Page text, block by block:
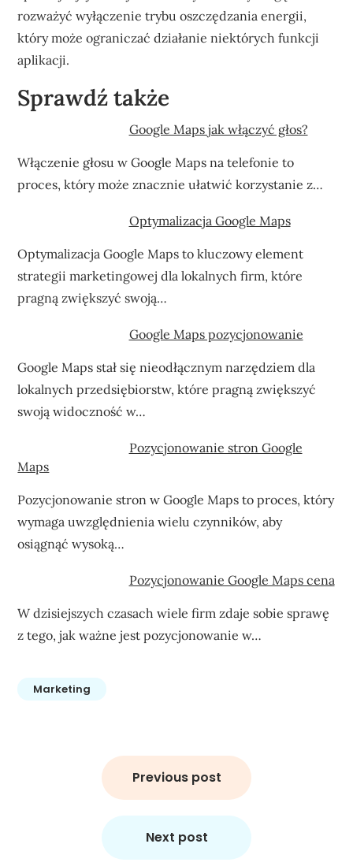
rozważyć wyłączenie trybu oszczędzania energii,
który może ograniczać działanie niektórych funkcji
aplikacji.
Sprawdź także
Google Maps jak włączyć głos?
Włączenie głosu w Google Maps na telefonie to
proces, który może znacznie ułatwić korzystanie z…
Optymalizacja Google Maps
Optymalizacja Google Maps to kluczowy element
strategii marketingowej dla lokalnych firm, które
pragną zwiększyć swoją…
Google Maps pozycjonowanie
Google Maps stał się nieodłącznym narzędziem dla
lokalnych przedsiębiorstw, które pragną zwiększyć
swoją widoczność w…
Pozycjonowanie stron Google
Maps
Pozycjonowanie stron w Google Maps to proces, który
wymaga uwzględnienia wielu czynników, aby
osiągnąć wysoką…
Pozycjonowanie Google Maps cena
W dzisiejszych czasach wiele firm zdaje sobie sprawę
z tego, jak ważne jest pozycjonowanie w…
Marketing
Previous post
Next post